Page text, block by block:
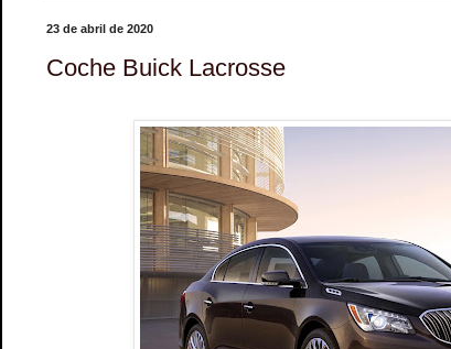
23 de abril de 2020
Coche Buick Lacrosse